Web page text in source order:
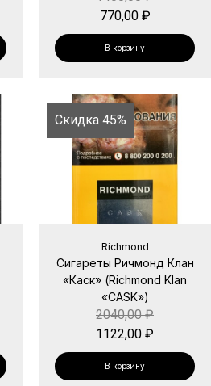
770,00 ₽
В корзину
Скидка 45%
Richmond
Сигареты Ричмонд Клан
«Каск» (Richmond Klan
«CASK»)
2040,00₽
1122,00 ₽
В корзину